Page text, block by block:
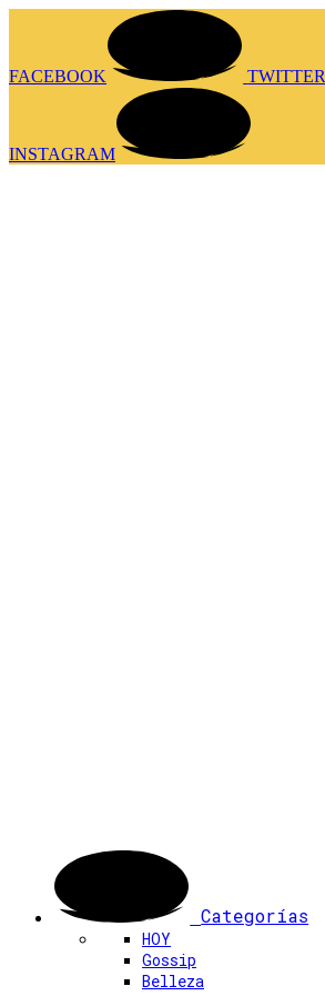
FACEBOOK TWITTER
INSTAGRAM
Categorías
HOY
Gossip
Belleza